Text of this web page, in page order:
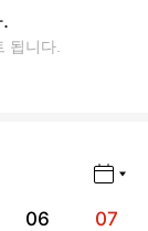
됩니다.
06 07